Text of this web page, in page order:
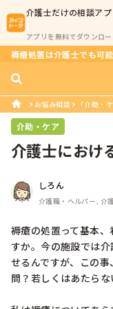
介護士だけの相談アプ
アプリを無料でダウンロー
褥瘡処置は介護士でも可
お悩み相談 「介助・
介助・ケア
介護士におけ
しろん
介護職・ヘルパー, 介
褥瘡の処置って基本
すか。今の施設では
せるんですが、この
問？若しくはあたら